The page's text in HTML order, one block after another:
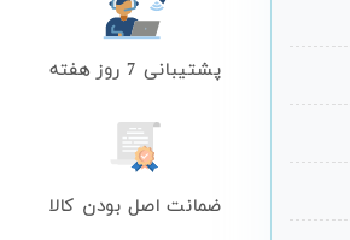
پشتیبانی 7 روز هفته
ضمانت اصل بودن کالا